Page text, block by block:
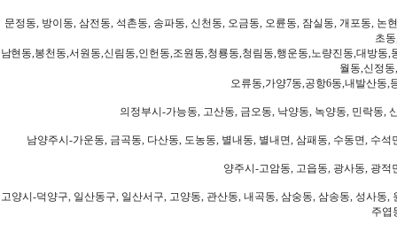
문정동, 방이동, 삼전동, 석촌동, 송파동, 신천동, 오금동, 오륜동, 잠실동, 개포동,
초
남현동,봉천동,서원동,신림동,인헌동,조원동,청룡동,청림동,행운동,노량진동,대방
월동,신정
오류동,가양7동,공항6동,내발산동,
의정부시-가능동, 고산동, 금오동, 낙양동, 녹양동, 민락동,
남양주시-가운동, 금곡동, 다산동, 도농동, 별내동, 별내면, 삼패동, 수동면, 수
양주시-고암동, 고읍동, 광사동, 광
고양시-덕양구, 일산동구, 일산서구, 고양동, 관산동, 내곡동, 삼숭동, 삼송동, 성사
주엽